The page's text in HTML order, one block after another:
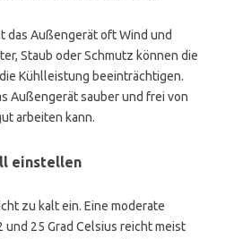
das Außengerät oft Wind und
Staub oder Schmutz können die
Kühlleistung beeinträchtigen.
Außengerät sauber und frei von
arbeiten kann.
einstellen
zu kalt ein. Eine moderate
25 Grad Celsius reicht meist